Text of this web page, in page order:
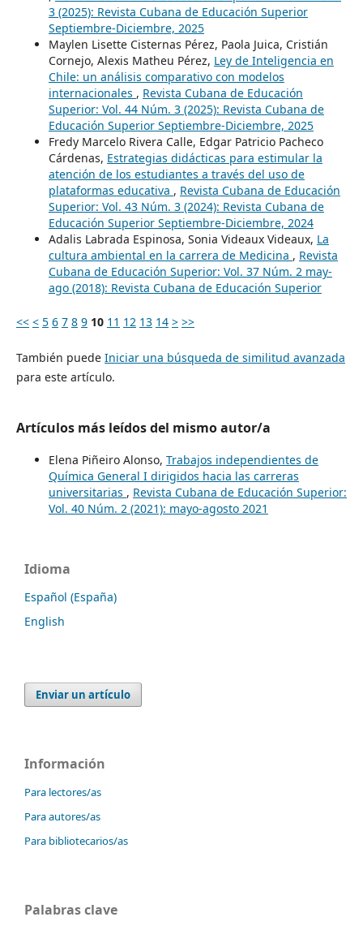
3 (2025): Revista Cubana de Educación Superior
Septiembre-Diciembre, 2025
Maylen Lisette Cisternas Pérez, Paola Juica, Cristián
Cornejo, Alexis Matheu Pérez, Ley de Inteligencia en
Chile: un análisis comparativo con modelos
internacionales , Revista Cubana de Educación
Superior: Vol. 44 Núm. 3 (2025): Revista Cubana de
Educación Superior Septiembre-Diciembre, 2025
Fredy Marcelo Rivera Calle, Edgar Patricio Pacheco
Cárdenas, Estrategias didácticas para estimular la
atención de los estudiantes a través del uso de
plataformas educativa , Revista Cubana de Educación
Superior: Vol. 43 Núm. 3 (2024): Revista Cubana de
Educación Superior Septiembre-Diciembre, 2024
Adalis Labrada Espinosa, Sonia Videaux Videaux, La
cultura ambiental en la carrera de Medicina , Revista
Cubana de Educación Superior: Vol. 37 Núm. 2 may-
ago (2018): Revista Cubana de Educación Superior
<< < 5 6 7 8 9 10 11 12 13 14 > >>
También puede Iniciar una búsqueda de similitud avanzada
para este artículo.
Artículos más leídos del mismo autor/a
Elena Piñeiro Alonso, Trabajos independientes de
Química General I dirigidos hacia las carreras
universitarias , Revista Cubana de Educación Superior:
Vol. 40 Núm. 2 (2021): mayo-agosto 2021
Idioma
Español (España)
English
Enviar un artículo
Información
Para lectores/as
Para autores/as
Para bibliotecarios/as
Palabras clave